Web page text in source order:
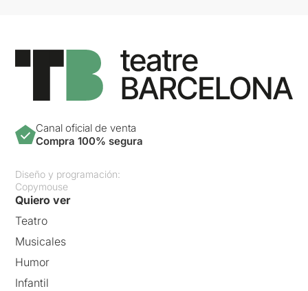
Canal oficial de venta
Compra 100% segura
Diseño y programación:
Copymouse
Quiero ver
Teatro
Musicales
Humor
Infantil